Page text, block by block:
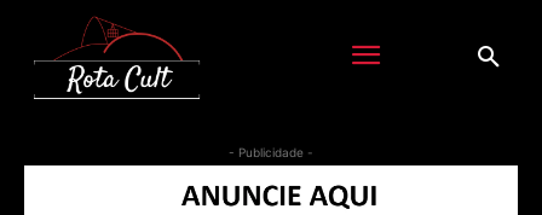
- Publicidade -